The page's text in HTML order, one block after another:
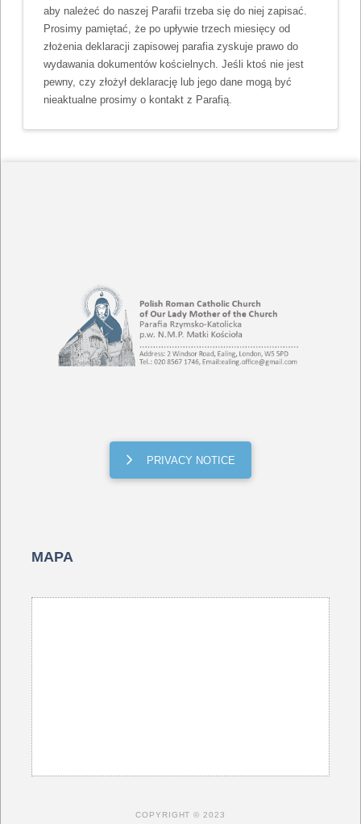
aby należeć do naszej Parafii trzeba się do niej zapisać.
Prosimy pamiętać, że po upływie trzech miesięcy od
złożenia deklaracji zapisowej parafia zyskuje prawo do
wydawania dokumentów kościelnych. Jeśli ktoś nie jest
pewny, czy złożył deklarację lub jego dane mogą być
nieaktualne prosimy o kontakt z Parafią.
PRIVACY NOTICE
MAPA
COPYRIGHT © 2023